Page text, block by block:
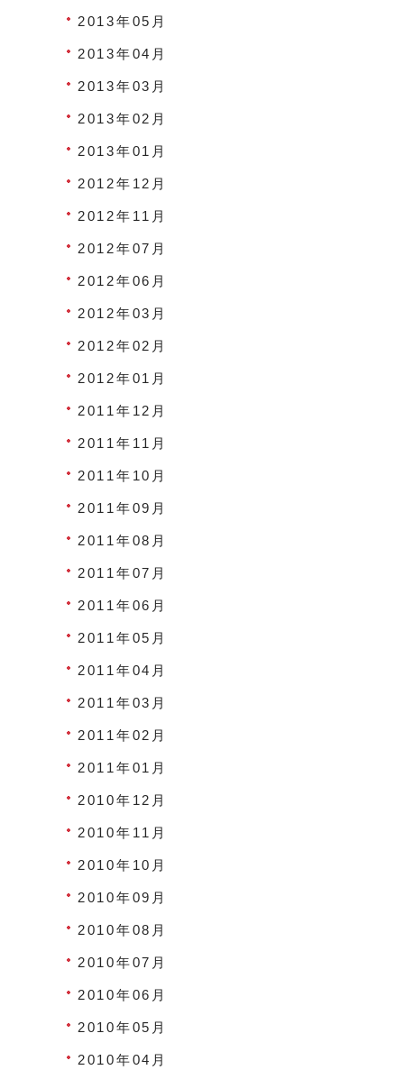
2013年05月
2013年04月
2013年03月
2013年02月
2013年01月
2012年12月
2012年11月
2012年07月
2012年06月
2012年03月
2012年02月
2012年01月
2011年12月
2011年11月
2011年10月
2011年09月
2011年08月
2011年07月
2011年06月
2011年05月
2011年04月
2011年03月
2011年02月
2011年01月
2010年12月
2010年11月
2010年10月
2010年09月
2010年08月
2010年07月
2010年06月
2010年05月
2010年04月